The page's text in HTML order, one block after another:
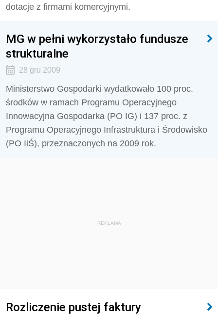
dotacje z firmami komercyjnymi.
MG w pełni wykorzystało fundusze
strukturalne
28 gru 2009
Ministerstwo Gospodarki wydatkowało 100 proc.
środków w ramach Programu Operacyjnego
Innowacyjna Gospodarka (PO IG) i 137 proc. z
Programu Operacyjnego Infrastruktura i Środowisko
(PO IiŚ), przeznaczonych na 2009 rok.
REKLAMA
Rozliczenie pustej faktury